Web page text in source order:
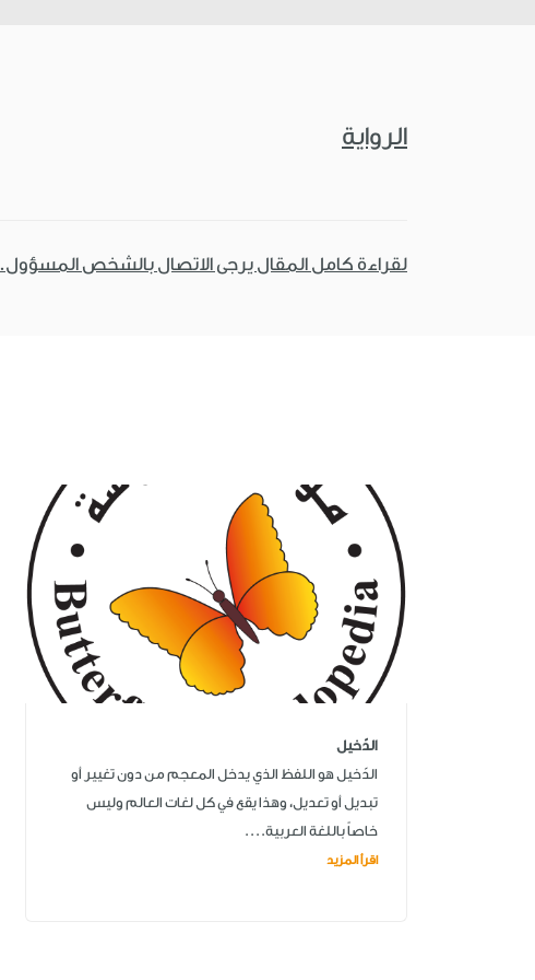
الرواية
لقراءة كامل المقال يرجى الاتصال بالشخص المسؤول.
الدّخيل
الدّخيل هو اللفظ الذي يدخل المعجم من دون تغيير أو
تبديل أو تعديل، وهذا يقع في كل لغات العالم وليس
خاصاً باللغة العربية....
اقرأ المزيد